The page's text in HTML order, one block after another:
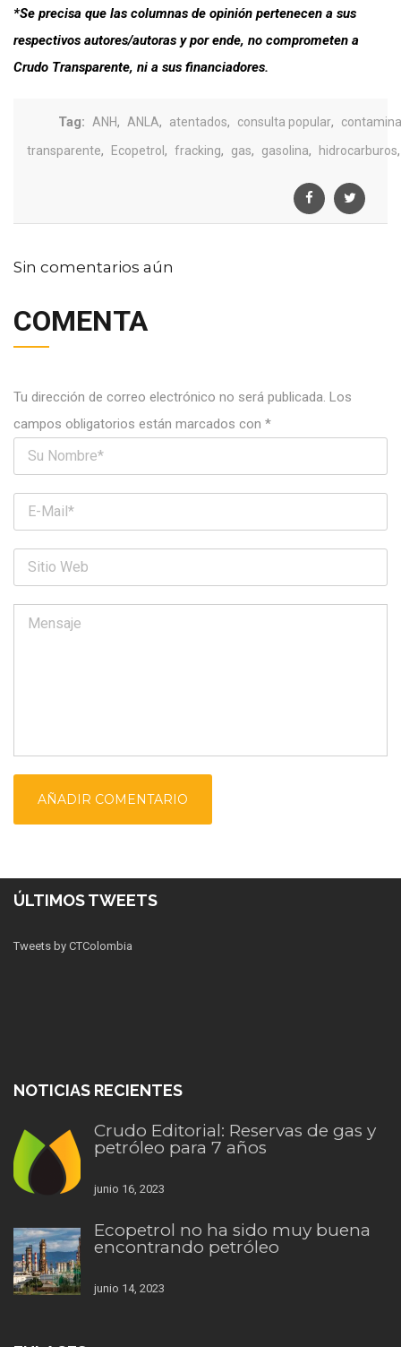
*Se precisa que las columnas de opinión pertenecen a sus
respectivos autores/autoras y por ende, no comprometen a
Crudo Transparente, ni a sus financiadores.
Tag: ANH, ANLA, atentados, consulta popular,
transparente, Ecopetrol , fracking, gas, gasolina, hidrocarburos,
Sin comentarios aún
COMENTA
Tu dirección de correo electrónico no será publicada. Los
campos obligatorios están marcados con *
ÚLTIMOS TWEETS
Tweets by CTColombia
NOTICIAS RECIENTES
Crudo Editorial: Reservas de gas y
petróleo para 7 años
junio 16, 2023
Ecopetrol no ha sido muy buena
encontrando petróleo
junio 14, 2023